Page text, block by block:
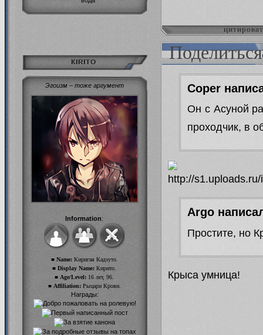
Поделиться
KIRITO
Эгоизм – тоже аргумент
Information:
■ Name:Киригая Кадзуто.
■ Display Name: Кирито.
■ Age/Level: 16 лет, 96.
■ Affiliation:Рыцари Крови.
Награды:
Coper
Он с Асуной
проходчик, в
Argo
Простите, но
Крыса умница!